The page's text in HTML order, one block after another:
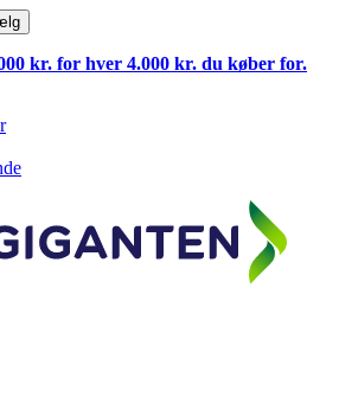
kr. for hver 4.000 kr. du køber for.